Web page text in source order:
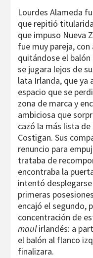
Lourdes Alameda
que repitió
que impuso Nueva
fue muy pareja,
quitándose el balón
se jugara lejos de
lata Irlanda, que ya
espacio que se
zona de marca y
ambiciosa que
cazó la más lista
Costigan. Sus
renuncio para
trataba de
encontraba la
intentó
primeras
encajó el segundo,
concentración de
maulirlandés: a
el balón al flanco
finalizara.